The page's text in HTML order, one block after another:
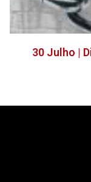
30 Julho |